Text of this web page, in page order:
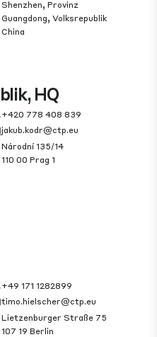
Shenzhen, Provinz
Guangdong, Volksrepublik
China
HQ
+420 778 408 839
jakub.kodr@ctp.eu
Národní 135/14
110 00 Prag 1
+49 171 1282899
timo.hielscher@ctp.eu
Lietzenburger Straße 75
107 19 Berlin